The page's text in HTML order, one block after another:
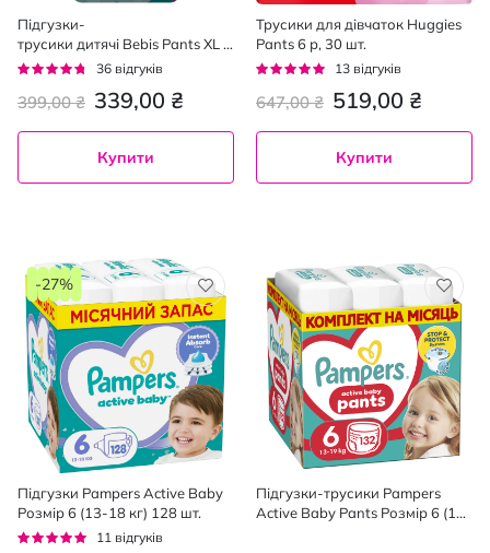
Підгузки-
трусики дитячі Bebis Pants XL
№6, 15-25 кг 36 шт
Рейтинг:
36 відгуків
339,00 ₴
399,00 ₴
Купити
Трусики для дівчаток Huggies
Pants 6 р, 30 шт.
Рейтинг:
13 відгуків
519,00 ₴
647,00 ₴
Купити
Підгузки Pampers Active Baby
Розмір 6 (13-18 кг) 128 шт.
Рейтинг:
11 відгуків
-27%
Підгузки-трусики Pampers
Active Baby Pants Розмір 6 (13-